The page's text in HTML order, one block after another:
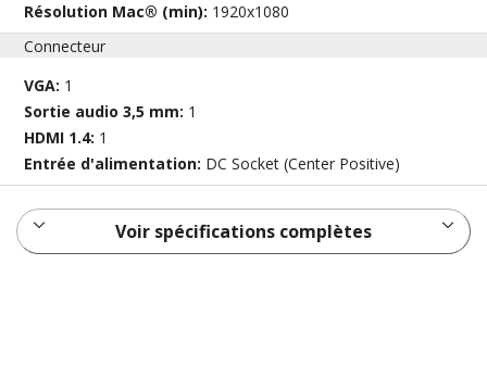
Résolution Mac® (min): 1920x1080
Connecteur
VGA: 1
Sortie audio 3,5 mm: 1
HDMI 1.4: 1
Entrée d'alimentation: DC Socket (Center Positive)
Voir spécifications complètes